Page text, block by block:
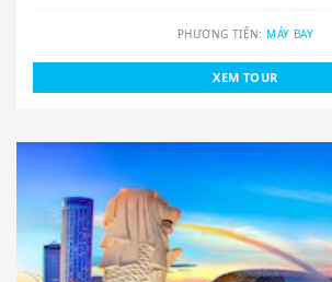
PHƯƠNG TIỆN: MÁY BAY
XEM TOUR